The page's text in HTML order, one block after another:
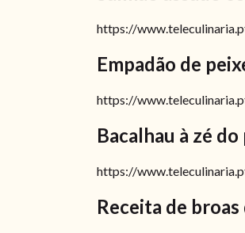
https://
Empadão de
https://
Bacalhau à zé
https://
Receita de